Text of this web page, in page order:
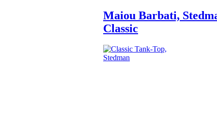
Maiou Barbati,
Classic